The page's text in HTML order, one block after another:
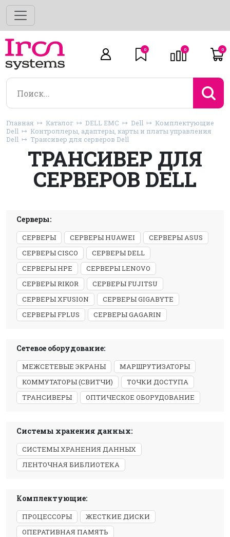
0 0 0
Главная Каталог DELL EMC Dell
Комплектующие
Dell
Контроллеры, адаптеры, карты и платы управления
Dell
Трансивер для серверов Dell
ТРАНСИВЕР ДЛЯ
СЕРВЕРОВ DELL
Серверы:
СЕРВЕРЫ СЕРВЕРЫ HUAWEI
СЕРВЕРЫ ASUS
СЕРВЕРЫ CISCO
СЕРВЕРЫ DELL
СЕРВЕРЫ HPE
СЕРВЕРЫ LENOVO
СЕРВЕРЫ RIKOR
СЕРВЕРЫ FUJITSU
СЕРВЕРЫ XFUSION
СЕРВЕРЫ GIGABYTE
СЕРВЕРЫ FPLUS
СЕРВЕРЫ GAGARIN
Сетевое оборудование:
МЕЖСЕТЕВЫЕ ЭКРАНЫ
МАРШРУТИЗАТОРЫ
КОММУТАТОРЫ (СВИТЧИ)
ТОЧКИ ДОСТУПА
ТРАНСИВЕРЫ
ОПТИЧЕСКОЕ ОБОРУДОВАНИЕ
Системы хранения данных:
СИСТЕМЫ ХРАНЕНИЯ ДАННЫХ
ЛЕНТОЧНАЯ БИБЛИОТЕКА
Комплектующие:
ПРОЦЕССОРЫ
ЖЕСТКИЕ ДИСКИ
ОПЕРАТИВНАЯ ПАМЯТЬ